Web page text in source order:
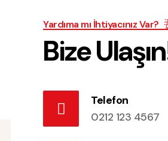
Yardıma mı İhtiyacınız Var?
Bize
Telefon
0212 123 4567